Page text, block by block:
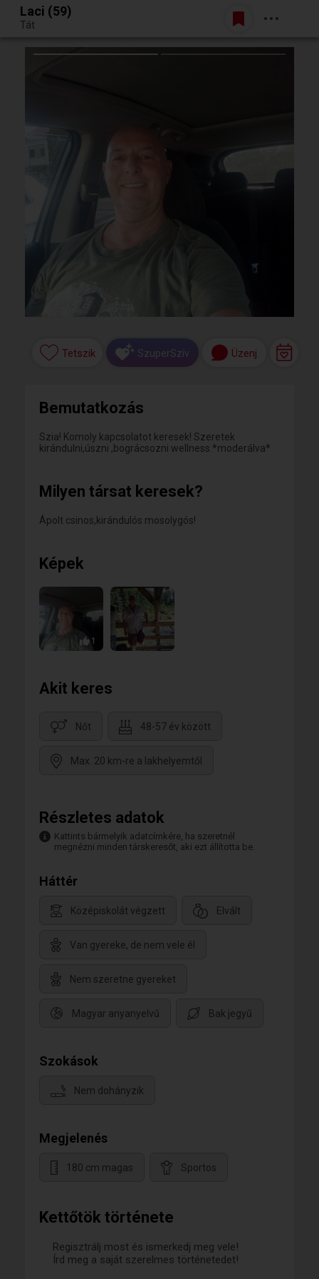
Egy jó randiból bármi lehet.
Belépés
Laci (59)
Tát
Kettőtök története
Regisztrálj most és ismerkedj meg vele!
Írd meg a saját szerelmes történetedet!
Tetszik SzuperSzív Üzenj
Bemutatkozás
Szia! Komoly kapcsolatot keresek! Szeretek
kirándulni,úszni ,bográcsozni wellness.*moderálva*
Milyen társat keresek?
Ápolt csinos,kirándulós mosolygós!
Képek
1
Akit keres
Nőt 48-57 év között
Max. 20 km-re a lakhelyemtől
Részletes adatok
Kattints bármelyik adatcímkére, ha szeretnél
megnézni minden társkeresőt, aki ezt állította be.
Háttér
Középiskolát végzett Elvált
Van gyereke, de nem vele él
Nem szeretne gyereket
Magyar anyanyelvű Bak jegyű
Szokások
Nem dohányzik
Megjelenés
180 cm magas Sportos